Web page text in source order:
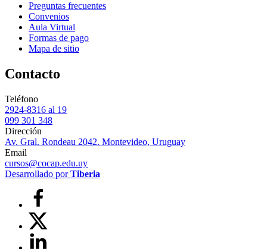
Preguntas frecuentes
Convenios
Aula Virtual
Formas de pago
Mapa de sitio
Contacto
Teléfono
2924-8316 al 19
099 301 348
Dirección
Av. Gral. Rondeau 2042. Montevideo, Uruguay
Email
cursos@cocap.edu.uy
Desarrollado porTiberia